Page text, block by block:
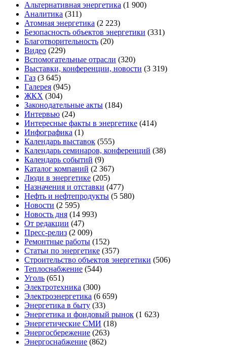
Альтернативная энергетика (1 900)
Аналитика (311)
Атомная энергетика (2 223)
Безопасность объектов энергетики (331)
Благотворительность (20)
Видео (229)
Вспомогательные отрасли (320)
Выставки, конференции, новости (3 319)
Газ (3 645)
Галерея (945)
ЖКХ (304)
Законодательные акты (184)
Интервью (24)
Интересные факты в энергетике (414)
Инфографика (1)
Календарь выставок (555)
Календарь семинаров, конференций (38)
Календарь событий (9)
Каталог компаний (2 367)
Люди в энергетике (205)
Назначения и отставки (477)
Нефть и нефтепродукты (5 580)
Новости (2 595)
Новость дня (14 993)
От редакции (47)
Пресс-релиз (2 009)
Ремонтные работы (152)
Статьи по энергетике (357)
Строительство объектов энергетики (506)
Теплоснабжение (544)
Уголь (651)
Электротехника (300)
Электроэнергетика (6 659)
Энергетика в быту (33)
Энергетика и фондовый рынок (1 623)
Энергетические СМИ (18)
Энергосбережение (263)
Энергоснабжение (862)